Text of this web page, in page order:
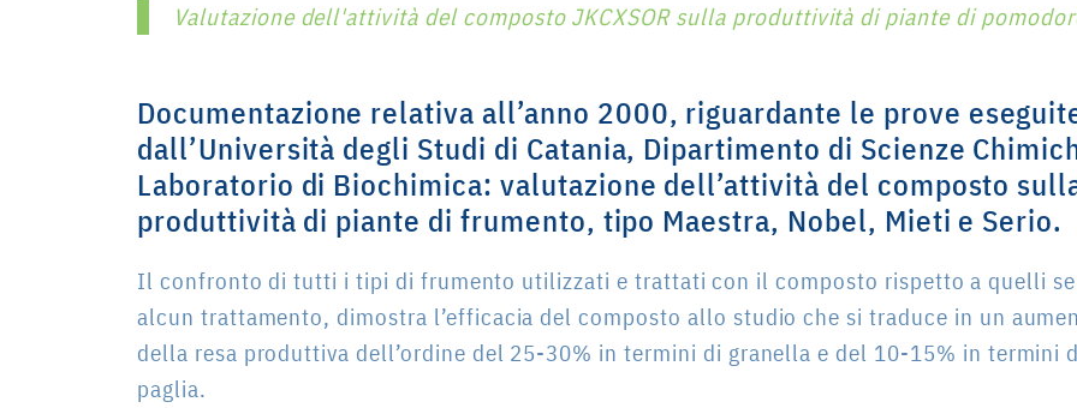
Valutazione dell'attività del composto JKCXSOR sulla produttività di piante di
Documentazione relativa all’anno 2000, riguardante le prove
dall’Università degli Studi di Catania, Dipartimento di Scienze
Laboratorio di Biochimica: valutazione dell’attività del composto
produttività di piante di frumento, tipo Maestra, Nobel, Mieti e Serio.
Il confronto di tutti i tipi di frumento utilizzati e trattati con il composto rispetto a quelli
alcun trattamento, dimostra l’efficacia del composto allo studio che si traduce in un
della resa produttiva dell’ordine del 25-30% in termini di granella e del 10-15% in termini
paglia.